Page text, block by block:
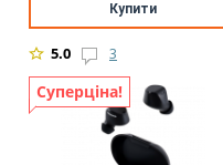
Купити
5.0 3
Суперціна!